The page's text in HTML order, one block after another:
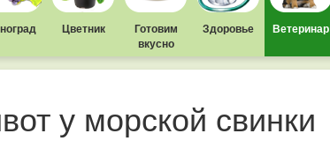
Цветник
Готовим
вкусно
Здоровье Ветеринар
у морской свинки